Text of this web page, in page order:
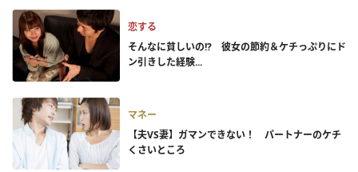
恋する
そんなに貧しいの!? 彼女の節約＆ケチっぷりにド
ン引きした経験...
マネー
【夫VS妻】ガマンできない！ パートナーのケチ
くさいところ